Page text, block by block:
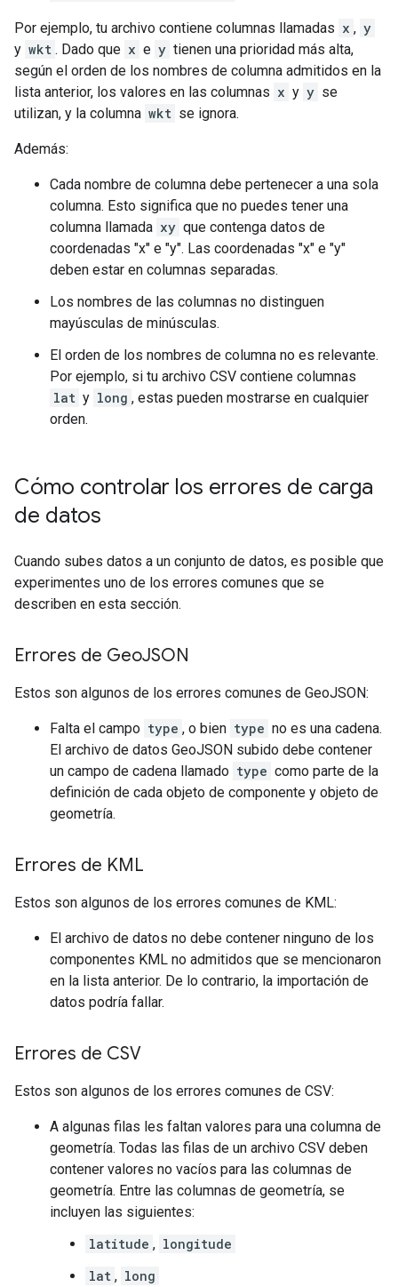
Por ejemplo, tu archivo contiene columnas llamadas x , y
y wkt . Dado que x e y tienen una prioridad más alta,
según el orden de los nombres de columna admitidos en la
lista anterior, los valores en las columnas x y y se
utilizan, y la columna wkt se ignora.
Además:
Cada nombre de columna debe pertenecer a una sola
columna. Esto significa que no puedes tener una
columna llamada xy que contenga datos de
coordenadas "x" e "y". Las coordenadas "x" e "y"
deben estar en columnas separadas.
Los nombres de las columnas no distinguen
mayúsculas de minúsculas.
El orden de los nombres de columna no es relevante.
Por ejemplo, si tu archivo CSV contiene columnas
lat y long , estas pueden mostrarse en cualquier
orden.
Cómo controlar los errores de carga
de datos
Cuando subes datos a un conjunto de datos, es posible que
experimentes uno de los errores comunes que se
describen en esta sección.
Errores de GeoJSON
Estos son algunos de los errores comunes de GeoJSON:
Falta el campo type , o bien type no es una cadena.
El archivo de datos GeoJSON subido debe contener
un campo de cadena llamado type como parte de la
definición de cada objeto de componente y objeto de
geometría.
Errores de KML
Estos son algunos de los errores comunes de KML:
El archivo de datos no debe contener ninguno de los
componentes KML no admitidos que se mencionaron
en la lista anterior. De lo contrario, la importación de
datos podría fallar.
Errores de CSV
Estos son algunos de los errores comunes de CSV:
A algunas filas les faltan valores para una columna de
geometría. Todas las filas de un archivo CSV deben
contener valores no vacíos para las columnas de
geometría. Entre las columnas de geometría, se
incluyen las siguientes:
latitude , longitude
lat , long